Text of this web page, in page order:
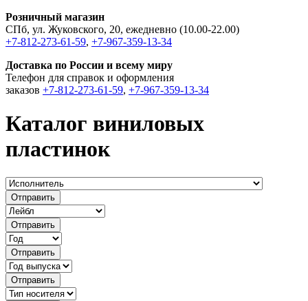
Розничный магазин
СПб, ул. Жуковского, 20, ежедневно (10.00-22.00)
+7-812-273-61-59, +7-967-359-13-34
Доставка по России и всему миру
Телефон для справок и оформления
заказов +7-812-273-61-59, +7-967-359-13-34
Каталог виниловых
пластинок
Отправить
Отправить
Отправить
Отправить